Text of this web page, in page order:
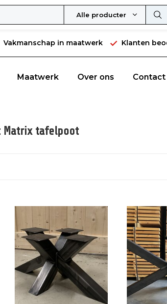
Alle producten
Vakmanschap in maatwerk Klanten
Maatwerk Over ons Contact
Matrix tafelpoot